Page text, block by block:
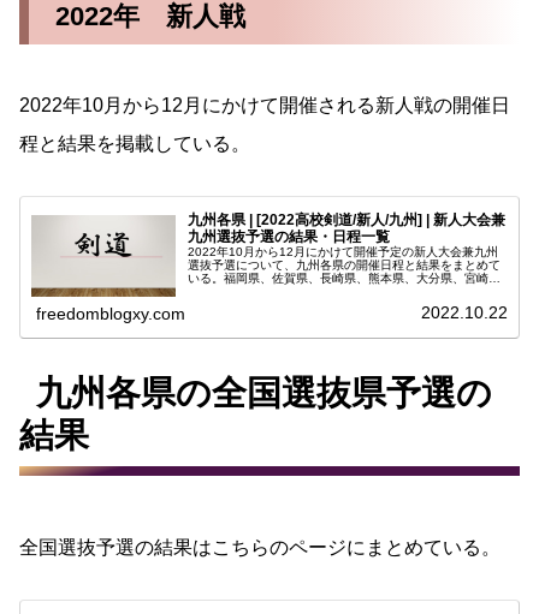
2022年 新人戦
2022年10月から12月にかけて開催される新人戦の開催日
程と結果を掲載している。
九州各県 | [2022高校剣道/新人/九州] | 新人大会兼
九州選抜予選の結果・日程一覧
2022年10月から12月にかけて開催予定の新人大会兼九州
選抜予選について、九州各県の開催日程と結果をまとめて
いる。福岡県、佐賀県、長崎県、熊本県、大分県、宮崎
freedomblogxy.com 2022.10.22
九州各県の全国選抜県予選の
結果
全国選抜予選の結果はこちらのページにまとめている。